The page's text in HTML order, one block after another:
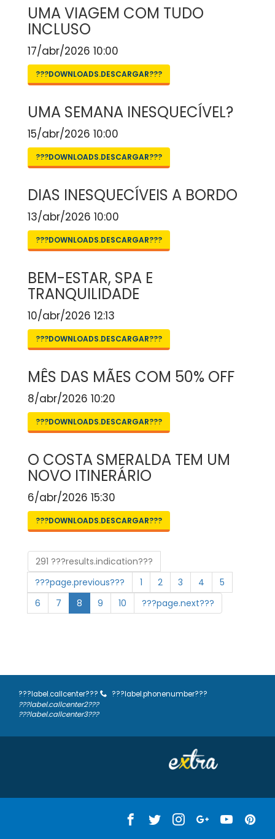
UMA VIAGEM COM TUDO
INCLUSO
17/abr/2026 10:00
???DOWNLOADS.DESCARGAR???
UMA SEMANA INESQUECÍVEL?
15/abr/2026 10:00
???DOWNLOADS.DESCARGAR???
DIAS INESQUECÍVEIS A BORDO
13/abr/2026 10:00
???DOWNLOADS.DESCARGAR???
BEM-ESTAR, SPA E
TRANQUILIDADE
10/abr/2026 12:13
???DOWNLOADS.DESCARGAR???
MÊS DAS MÃES COM 50% OFF
8/abr/2026 10:20
???DOWNLOADS.DESCARGAR???
O COSTA SMERALDA TEM UM
NOVO ITINERÁRIO
6/abr/2026 15:30
???DOWNLOADS.DESCARGAR???
291 ???results.indication???
???page.previous???
1 2 3 4
5
6
7 8 9 10 ???page.next???
???label.callcenter???
???label.phonenumber???
???label.callcenter2???
???label.callcenter3???